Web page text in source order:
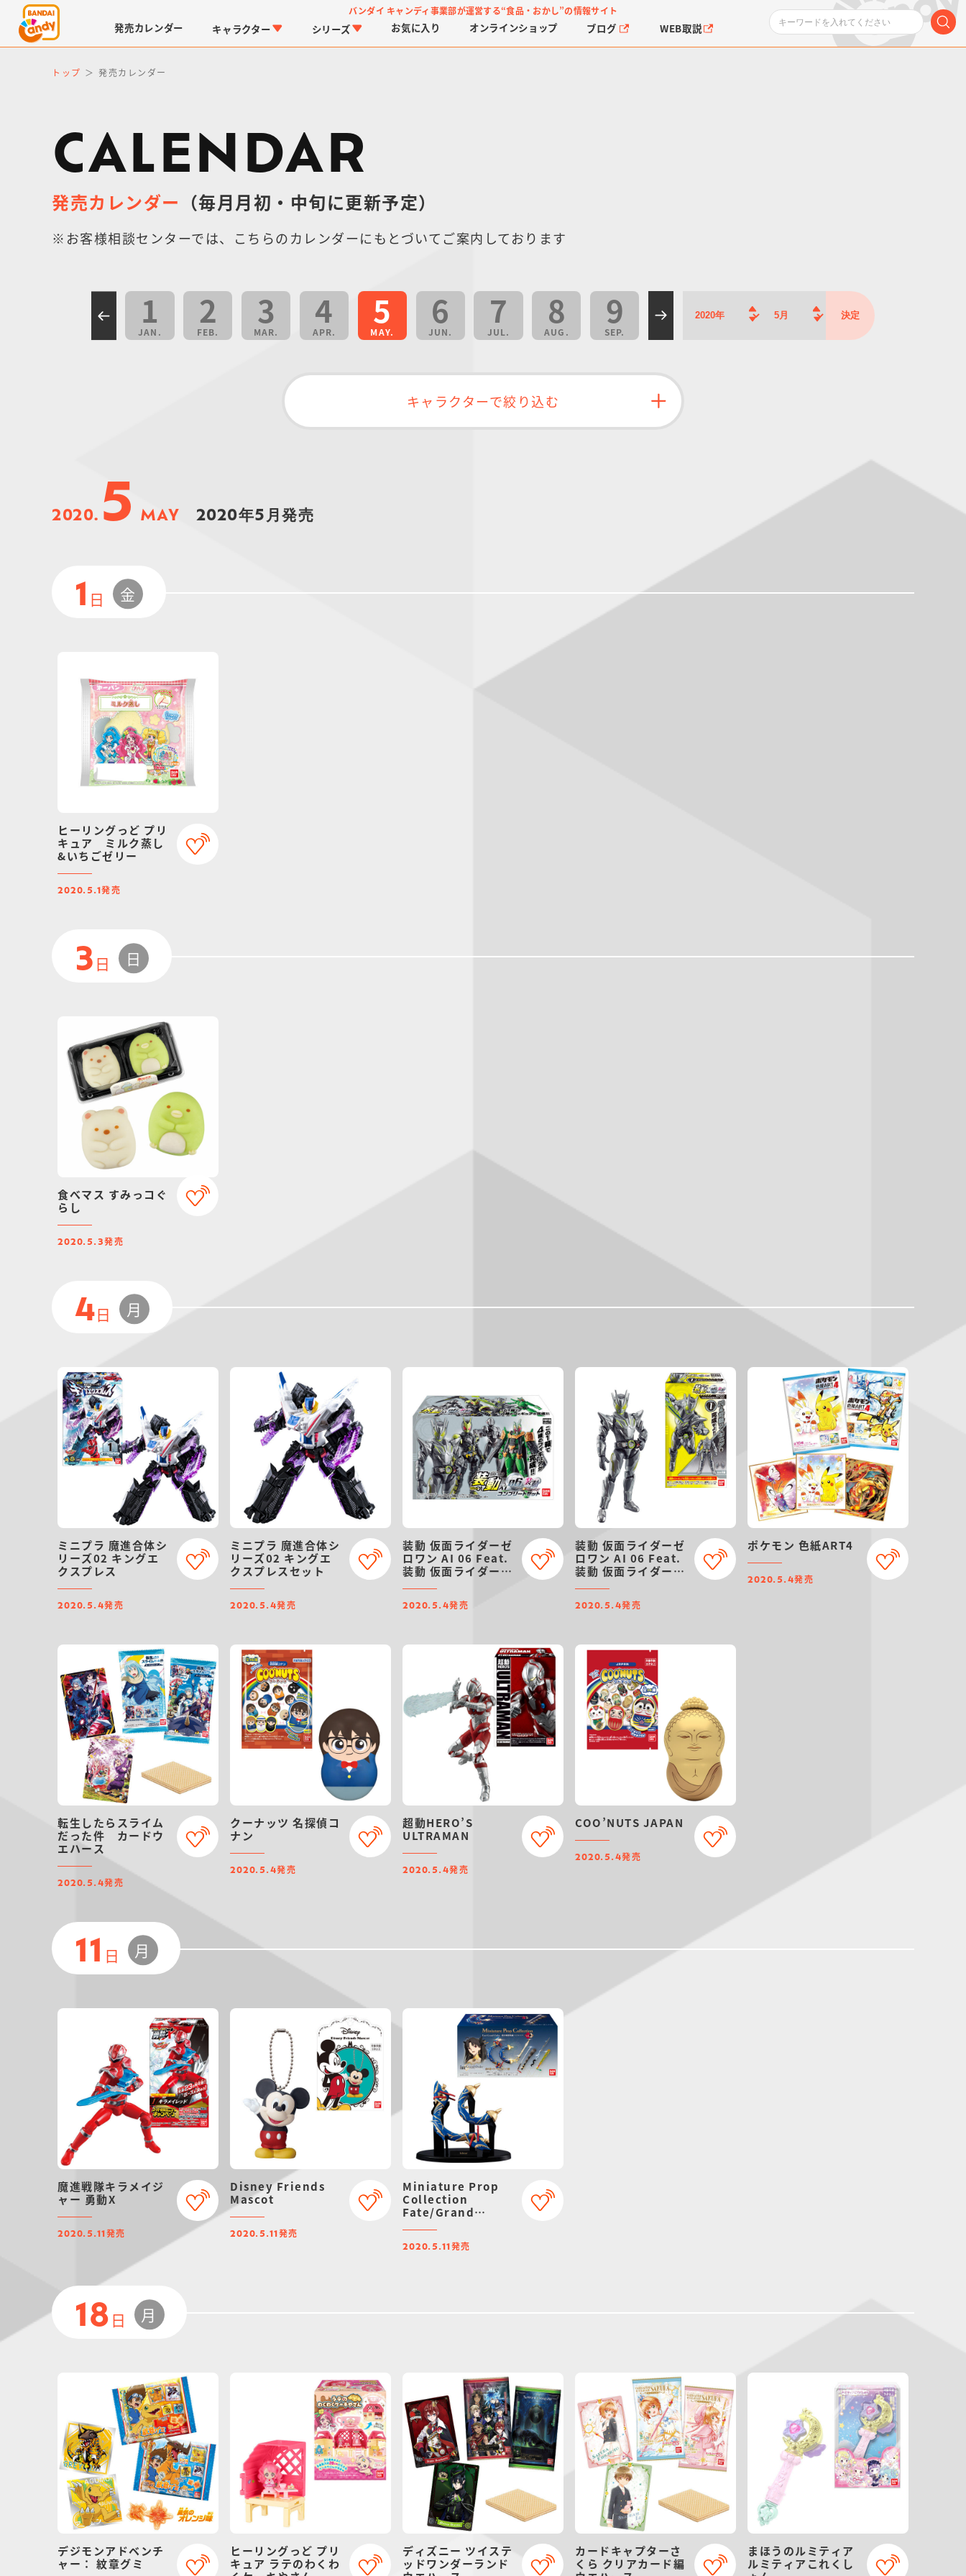
バンダイ キャンディ事業部が運営する“食品・おかし”の情報サイト
発売カレンダー キャラクター
LINK TRAVELERS 仮面ライダーシリーズ
PROJECT R.E.D.・ス
ーパー戦隊シリーズ
シリーズ
チョコボックス キャラパキ つりグミ
お気に入り オンラインショップ ブログ WEB取説
トップ 発売カレンダー
CALENDAR
発売カレンダー （毎月月初・中旬に更新予定）
※お客様相談センターでは、こちらのカレンダーにもとづいてご案内しております
1
JAN.
2
FEB.
3
MAR.
4
APR.
5
MAY.
6
JUN.
7
JUL.
8
AUG.
9
SEP.
キャラクターで絞り込む
2020. 5 MAY 2020年5月発売
1 日 金
ヒーリングっど プリ
キュア ミルク蒸し
&いちごゼリー
2020.5.1発売
3 日 日
食べマス すみっコぐ
らし
2020.5.3発売
4日 月
ミニプラ 魔進合体シ
リーズ02 キングエ
クスプレス
2020.5.4発売
ミニプラ 魔進合体シ
リーズ02 キングエ
クスプレスセット
2020.5.4発売
装動 仮面ライダーゼ
ロワン AI 06 Feat.
装動 仮面ライダージ
2020.5.4発売
装動 仮面ライダーゼ
ロワン AI 06 Feat.
装動 仮面ライダージ
2020.5.4発売
ポケモン 色紙ART4
2020.5.4発売
転生したらスライム
だった件 カードウ
エハース
2020.5.4発売
クーナッツ 名探偵コ
ナン
2020.5.4発売
超動HERO’S
ULTRAMAN
2020.5.4発売
COO’NUTS JAPAN
2020.5.4発売
11 日 月
魔進戦隊キラメイジ
ャー 勇動X
2020.5.11 発売
Disney Friends
Mascot
2020.5.11 発売
Miniature Prop
Collection
Fate/Grand
2020.5.11 発売
18 日 月
デジモンアドベンチ
ャー： 紋章グミ
ヒーリングっど プリ
キュア ラテのわくわ
ディズニー ツイステ
ッドワンダーランド
カードキャプターさ
くら クリアカード編
まほうのルミティア
ルミティアこれくし